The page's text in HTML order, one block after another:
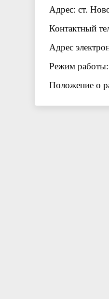
Адрес: ст.
Контактный
Адрес
Режим работы:
Положение о